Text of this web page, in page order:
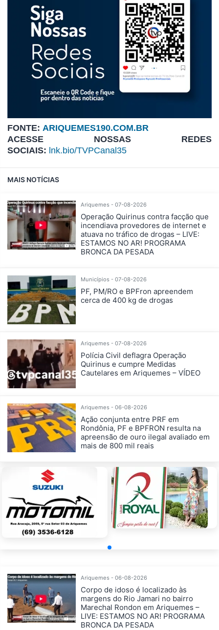
FONTE: ARIQUEMES190.COM.BR
ACESSE NOSSAS REDES
SOCIAIS: lnk.bio/TVPCanal35
MAIS NOTÍCIAS
Ariquemes - 07-08-2026
Operação Quirinus contra facção que
incendiava provedores de internet e
atuava no tráfico de drogas – LIVE:
ESTAMOS NO AR! PROGRAMA
BRONCA DA PESADA
Municípios - 07-08-2026
PF, PM/RO e BPFron apreendem
cerca de 400 kg de drogas
Ariquemes - 07-08-2026
Polícia Civil deflagra Operação
Quirinus e cumpre Medidas
Cautelares em Ariquemes – VÍDEO
Ariquemes - 06-08-2026
Ação conjunta entre PRF em
Rondônia, PF e BPFRON resulta na
apreensão de ouro ilegal avaliado em
mais de 800 mil reais
Ariquemes - 06-08-2026
Corpo de idoso é localizado às
margens do Rio Jamari no bairro
Marechal Rondon em Ariquemes –
LIVE: ESTAMOS NO AR! PROGRAMA
BRONCA DA PESADA